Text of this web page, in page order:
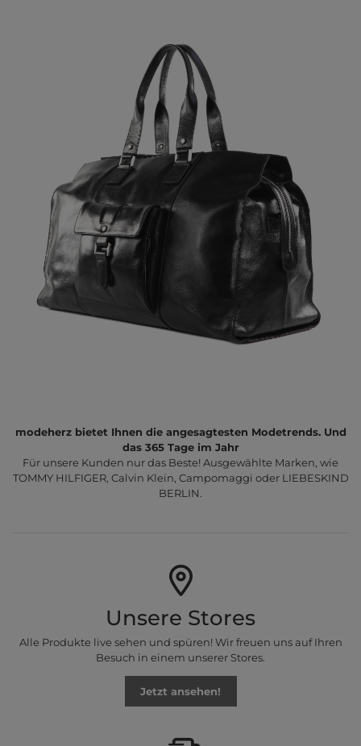
modeherz bietet Ihnen die angesagtesten Modetrends. Und
das 365 Tage im Jahr
Für unsere Kunden nur das Beste! Ausgewählte Marken, wie
TOMMY HILFIGER, Calvin Klein, Campomaggi oder LIEBESKIND
BERLIN.
Unsere Stores
Alle Produkte live sehen und spüren! Wir freuen uns auf Ihren
Besuch in einem unserer Stores.
Jetzt ansehen!